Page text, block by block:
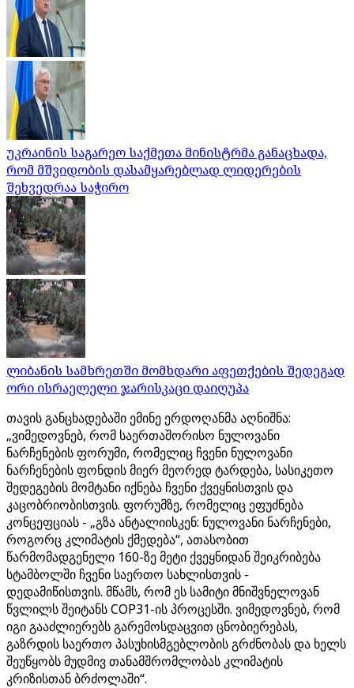
უკრაინის საგარეო საქმეთა მინისტრმა განაცხადა,
რომ მშვიდობის დასამყარებლად ლიდერების
შეხვედრაა საჭირო
ლიბანის სამხრეთში მომხდარი აფეთქების შედეგად
ორი ისრაელელი ჯარისკაცი დაიღუპა
თავის განცხადებაში ემინე ერდოღანმა აღნიშნა:
„ვიმედოვნებ, რომ საერთაშორისო ნულოვანი
ნარჩენების ფორუმი, რომელიც ჩვენი ნულოვანი
ნარჩენების ფონდის მიერ მეორედ ტარდება, სასიკეთო
შედეგების მომტანი იქნება ჩვენი ქვეყნისთვის და
კაცობრიობისთვის. ფორუმზე, რომელიც ეფუძნება
კონცეფციას - „გზა ანტალიისკენ: ნულოვანი ნარჩენები,
როგორც კლიმატის ქმედება“, ათასობით
წარმომადგენელი 160-ზე მეტი ქვეყნიდან შეიკრიბება
სტამბოლში ჩვენი საერთო სახლისთვის -
დედამიწისთვის. მწამს, რომ ეს სამიტი მნიშვნელოვან
წვლილს შეიტანს COP31-ის პროცესში. ვიმედოვნებ, რომ
იგი გააძლიერებს გარემოსდაცვით ცნობიერებას,
გაზრდის საერთო პასუხისმგებლობის გრძნობას და ხელს
შეუწყობს მუდმივ თანამშრომლობას კლიმატის
კრიზისთან ბრძოლაში“.